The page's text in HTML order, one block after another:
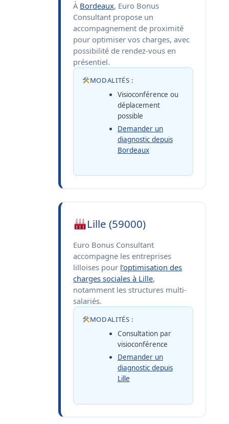
À Bordeaux, Euro Bonus
Consultant propose un
accompagnement de proximité
pour optimiser vos charges, avec
possibilité de rendez-vous en
présentiel.
MODALITÉS :
Visioconférence ou
déplacement
possible
Demander un
diagnostic depuis
Bordeaux
Lille (59000)
Euro Bonus Consultant
accompagne les entreprises
lilloises pour l’optimisation des
charges sociales à Lille,
notamment les structures multi-
salariés.
MODALITÉS :
Consultation par
visioconférence
Demander un
diagnostic depuis
Lille